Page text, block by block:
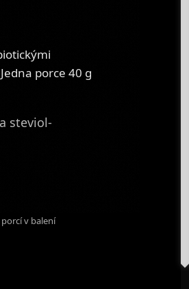
porce 40 g
steviol-
porcí v balení